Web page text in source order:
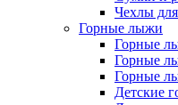
Чехлы
Горные лыжи
Горные
Горные
Горные
Детские